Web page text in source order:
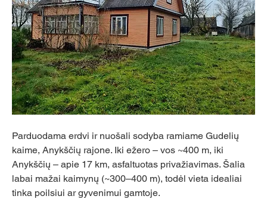
Parduodama erdvi ir nuošali sodyba ramiame Gudelių
kaime, Anykščių rajone. Iki ežero – vos ~400 m, iki
Anykščių – apie 17 km, asfaltuotas privažiavimas. Šalia
labai mažai kaimynų (~300–400 m), todėl vieta idealiai
tinka poilsiui ar gyvenimui gamtoje.